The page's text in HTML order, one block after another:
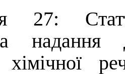
27:
надання
хімічної